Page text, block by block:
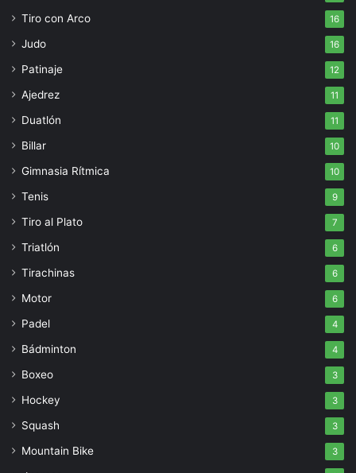
Tiro con Arco 16
Judo 16
Patinaje 12
Ajedrez 11
Duatlón 11
Billar 10
Gimnasia Rítmica 10
Tenis 9
Tiro al Plato 7
Triatlón 6
Tirachinas 6
Motor 6
Padel 4
Bádminton 4
Boxeo 3
Hockey 3
Squash 3
Mountain Bike 3